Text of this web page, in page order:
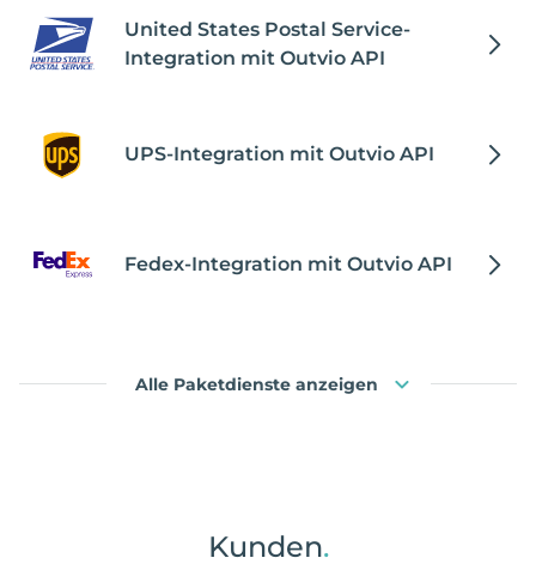
United States Postal Service-
Integration mit Outvio API
UPS-Integration mit Outvio API
Fedex-Integration mit Outvio API
Alle Paketdienste anzeigen
Kunden.